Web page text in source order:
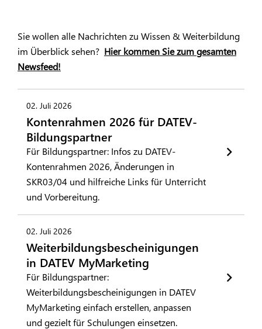
Sie wollen alle Nachrichten zu Wissen & Weiterbildung
im Überblick sehen? Hier kommen Sie zum gesamten
Newsfeed!
02. Juli 2026
Kontenrahmen 2026 für DATEV-
Bildungspartner
Für Bildungspartner: Infos zu DATEV-
Kontenrahmen 2026, Änderungen in
SKR03/04 und hilfreiche Links für Unterricht
und Vorbereitung.
02. Juli 2026
Weiterbildungsbescheinigungen
in DATEV MyMarketing
Für Bildungspartner:
Weiterbildungsbescheinigungen in DATEV
MyMarketing einfach erstellen, anpassen
und gezielt für Schulungen einsetzen.